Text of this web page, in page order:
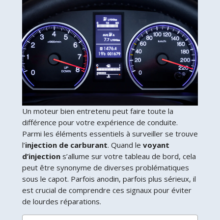
Un moteur bien entretenu peut faire toute la
différence pour votre expérience de conduite.
Parmi les éléments essentiels à surveiller se trouve
l’injection de carburant. Quand le voyant
d’injections’allume sur votre tableau de bord, cela
peut être synonyme de diverses problématiques
sous le capot. Parfois anodin, parfois plus sérieux, il
est crucial de comprendre ces signaux pour éviter
de lourdes réparations.